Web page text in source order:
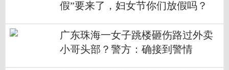
假”要来了，妇女节你们放假吗？
广东珠海一女子跳楼砸伤路过外卖
小哥头部？警方：确接到警情